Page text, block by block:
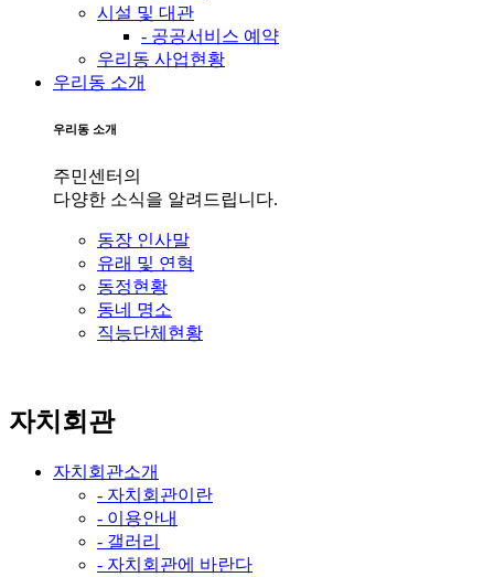
시설 및 대관
- 공공서비스 예약
우리동 사업현황
우리동 소개
우리동 소개
주민센터의
다양한 소식을 알려드립니다.
동장 인사말
유래 및 연혁
동정현황
동네 명소
직능단체현황
자치회관
자치회관소개
- 자치회관이란
- 이용안내
- 갤러리
- 자치회관에 바란다